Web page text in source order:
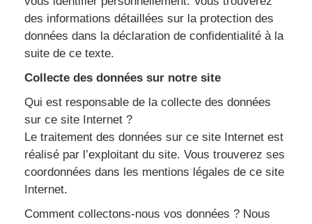
des informations détaillées sur la protection des
données dans la déclaration de confidentialité à la
suite de ce texte.
Collecte des données sur notre site
Qui est responsable de la collecte des données
sur ce site Internet ?
Le traitement des données sur ce site Internet est
réalisé par l’exploitant du site. Vous trouverez ses
coordonnées dans les mentions légales de ce site
Internet.
Comment collectons-nous vos données ? Nous